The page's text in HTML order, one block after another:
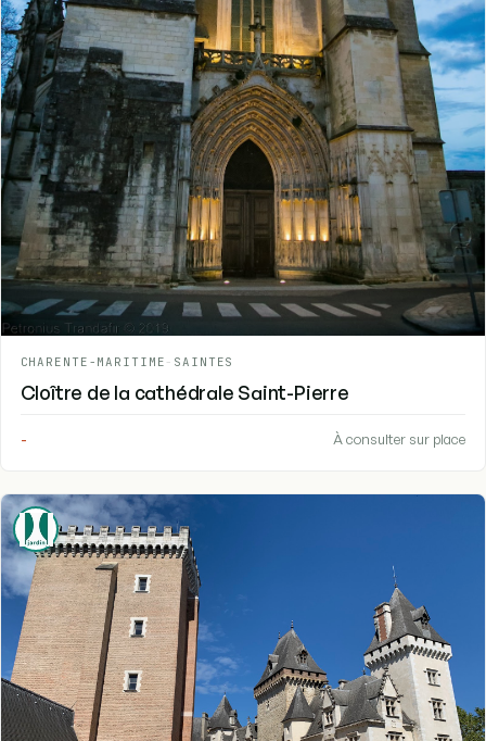
CHARENTE-MARITIME - SAINTES
Cloître de la cathédrale Saint-Pierre
- À consulter sur place